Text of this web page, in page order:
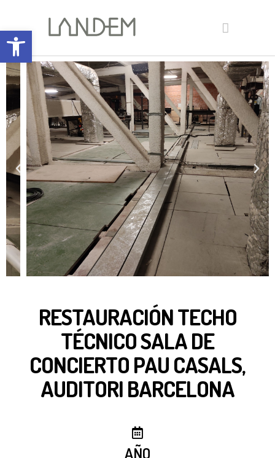
Abrir barra de herramientas
RESTAURACIÓN TECHO
TÉCNICO SALA DE
CONCIERTO PAU CASALS,
AUDITORI BARCELONA
AÑO